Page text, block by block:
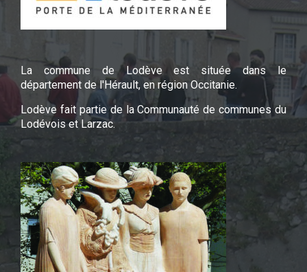
La commune de Lodève est située dans le
département de l'Hérault, en région Occitanie.
Lodève fait partie de la Communauté de communes du
Lodévois et Larzac.